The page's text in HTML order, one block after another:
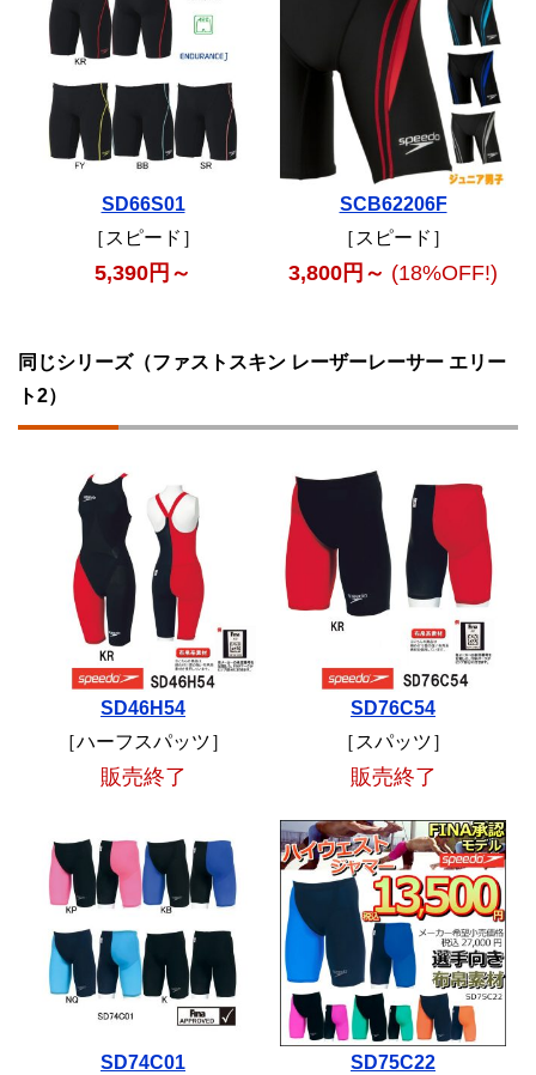
SD66S01
［スピード］
5,390円～
SCB62206F
［スピード］
3,800円～ (18%OFF!)
同じシリーズ（ファストスキン レーザーレーサー エリー
ト2）
SD46H54
［ハーフスパッツ］
販売終了
SD76C54
［スパッツ］
販売終了
SD74C01
SD75C22